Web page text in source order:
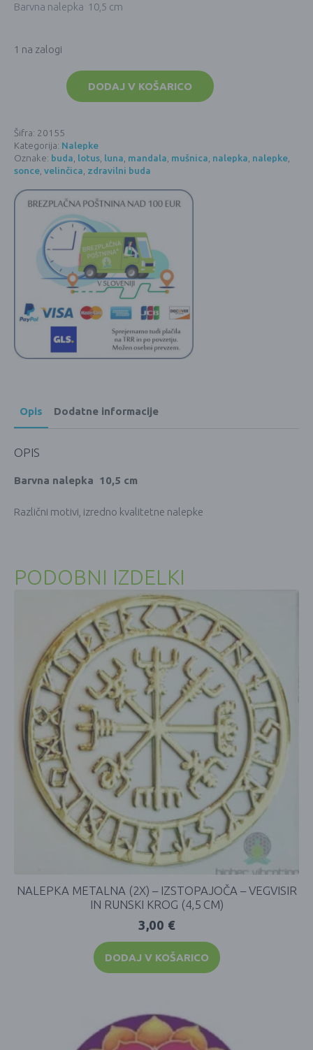
Barvna nalepka 10,5 cm
1 na zalogi
Luna
-
10,5
cm
količina
DODAJ V KOŠARICO
Šifra: 20155
Kategorija: Nalepke
Oznake: buda, lotus, luna, mandala, mušnica, nalepka, nalepke,
sonce, velinčica, zdravilni buda
Opis Dodatne informacije
OPIS
Barvna nalepka 10,5 cm
Različni motivi, izredno kvalitetne nalepke
PODOBNI IZDELKI
NALEPKA METALNA (2X) – IZSTOPAJOČA – VEGVISIR
IN RUNSKI KROG (4,5 CM)
3,00 €
DODAJ V KOŠARICO